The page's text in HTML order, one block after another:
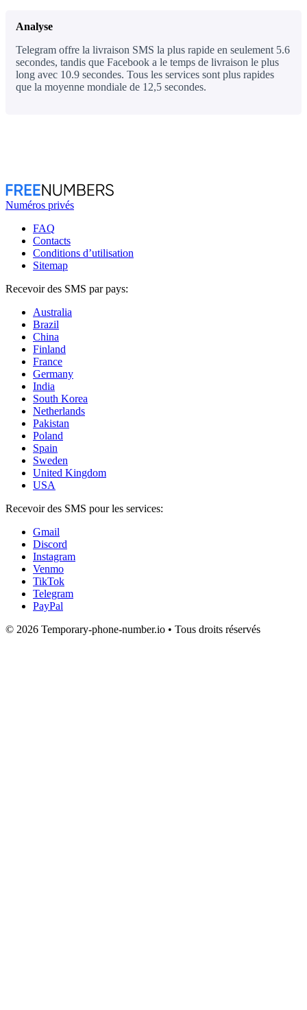
Analyse
Telegram offre la livraison SMS la plus rapide en seulement 5.6
secondes, tandis que Facebook a le temps de livraison le plus
long avec 10.9 secondes. Tous les services sont plus rapides
que la moyenne mondiale de 12,5 secondes.
Numéros privés
FAQ
Contacts
Conditions d’utilisation
Sitemap
Recevoir des SMS par pays:
Australia
Brazil
China
Finland
France
Germany
India
South Korea
Netherlands
Pakistan
Poland
Spain
Sweden
United Kingdom
USA
Recevoir des SMS pour les services:
Gmail
Discord
Instagram
Venmo
TikTok
Telegram
PayPal
© 2026 Temporary-phone-number.io • Tous droits réservés